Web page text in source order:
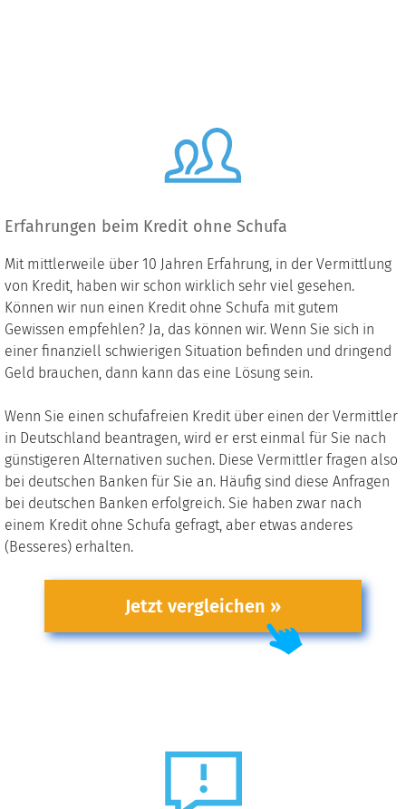
Erfahrungen beim Kredit ohne Schufa
Mit mittlerweile über 10 Jahren Erfahrung, in der Vermittlung
von Kredit, haben wir schon wirklich sehr viel gesehen.
Können wir nun einen Kredit ohne Schufa mit gutem
Gewissen empfehlen? Ja, das können wir. Wenn Sie sich in
einer finanziell schwierigen Situation befinden und dringend
Geld brauchen, dann kann das eine Lösung sein.
Wenn Sie einen schufafreien Kredit über einen der Vermittler
in Deutschland beantragen, wird er erst einmal für Sie nach
günstigeren Alternativen suchen. Diese Vermittler fragen also
bei deutschen Banken für Sie an. Häufig sind diese Anfragen
bei deutschen Banken erfolgreich. Sie haben zwar nach
einem Kredit ohne Schufa gefragt, aber etwas anderes
(Besseres) erhalten.
Jetzt vergleichen »